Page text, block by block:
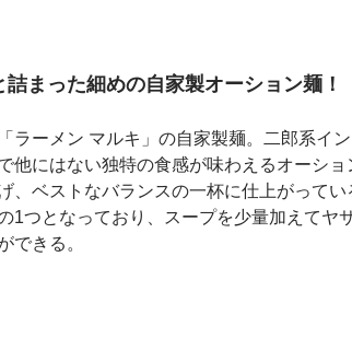
まった細めの自家製オーション麺！
ラーメン マルキ」の自家製麺。二郎系イ
他にはない独特の食感が味わえるオーシ
、ベストなバランスの一杯に仕上がって
1つとなっており、スープを少量加えてヤ
できる。